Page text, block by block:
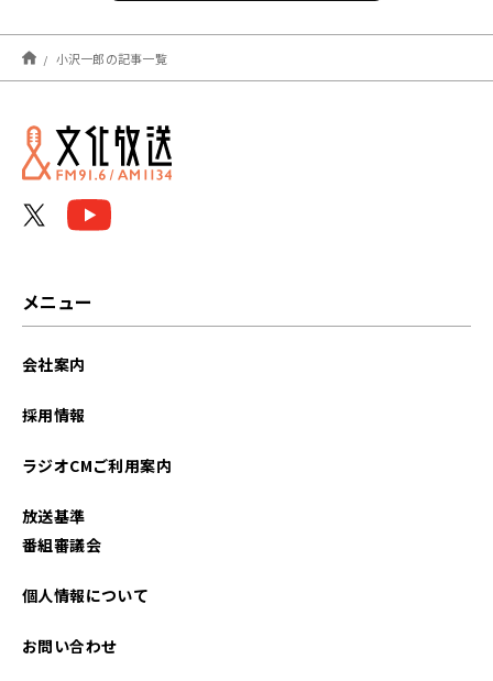
2023年06月
小沢一郎の記事一覧
メニュー
会社案内
採用情報
ラジオCMご利用案内
放送基準
番組審議会
個人情報について
お問い合わせ